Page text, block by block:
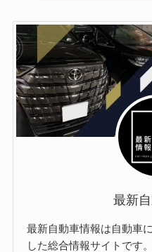
最新
最新自動車情報は自動車
した総合情報サイトです